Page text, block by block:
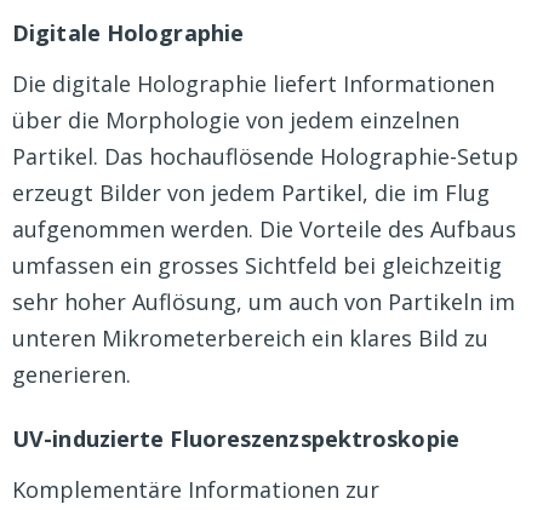
Digitale Holographie
Die digitale Holographie liefert Informationen
über die Morphologie von jedem einzelnen
Partikel. Das hochauflösende Holographie-Setup
erzeugt Bilder von jedem Partikel, die im Flug
aufgenommen werden. Die Vorteile des Aufbaus
umfassen ein grosses Sichtfeld bei gleichzeitig
sehr hoher Auflösung, um auch von Partikeln im
unteren Mikrometerbereich ein klares Bild zu
generieren.
UV-induzierte Fluoreszenzspektroskopie
Komplementäre Informationen zur